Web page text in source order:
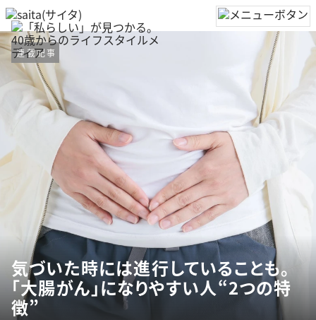
連載記事
気づいた時には進行していることも。
「大腸がん」になりやすい人“2つの特
徴”